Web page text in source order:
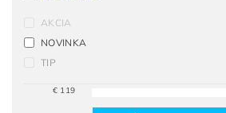
AKCIA
NOVINKA
TIP
€ 119